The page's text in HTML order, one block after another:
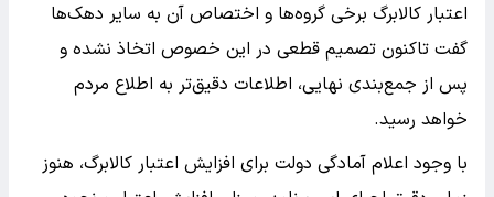
اعتبار کالابرگ برخی گروه‌ها و اختصاص آن به سایر دهک‌ها
گفت تاکنون تصمیم قطعی در این خصوص اتخاذ نشده و
پس از جمع‌بندی نهایی، اطلاعات دقیق‌تر به اطلاع مردم
خواهد رسید.
با وجود اعلام آمادگی دولت برای افزایش اعتبار کالابرگ، هنوز